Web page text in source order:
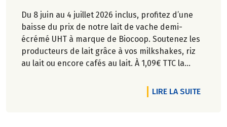
Du 8 juin au 4 juillet 2026 inclus, profitez d’une
baisse du prix de notre lait de vache demi-
écrémé UHT à marque de Biocoop. Soutenez les
producteurs de lait grâce à vos milkshakes, riz
au lait ou encore cafés au lait. À 1,09€ TTC la
LIRE LA SUITEDE